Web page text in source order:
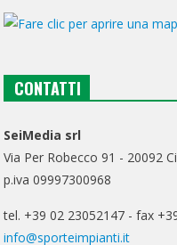
CONTATTI
SeiMedia srl
Via Per Robecco 91 - 20092
p.iva 09997300968
tel. +39 02 23052147 - fax
info@sporteimpianti.it